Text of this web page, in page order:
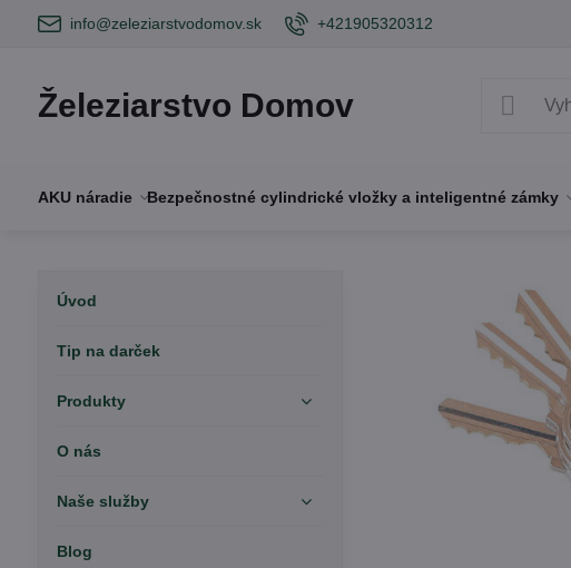
info@zeleziarstvodomov.sk +421905320312
Železiarstvo Domov
AKU náradie Bezpečnostné cylindrické vložky a inteligentné zámky
Úvod
Tip na darček
Produkty
O nás
Naše služby
Blog